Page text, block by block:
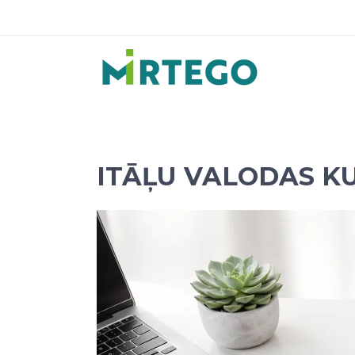
ITĀĻU VALODAS